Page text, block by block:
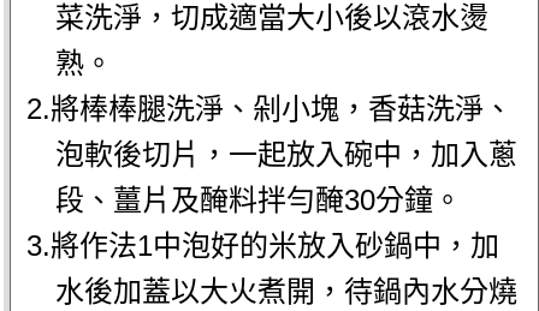
菜洗淨，切成適當大小後以滾水燙
熟。
2.將棒棒腿洗淨、剁小塊，香菇洗淨、
泡軟後切片，一起放入碗中，加入蔥
段、薑片及醃料拌勻醃30分鐘。
3.將作法1中泡好的米放入砂鍋中，加
水後加蓋以大火煮開，待鍋內水分燒